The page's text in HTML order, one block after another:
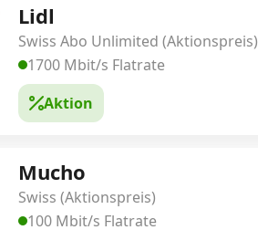
Lidl
Swiss Abo Unlimited (Aktionspreis)
1700 Mbit/s Flatrate
Aktion
Mucho
Swiss (Aktionspreis)
100 Mbit/s Flatrate